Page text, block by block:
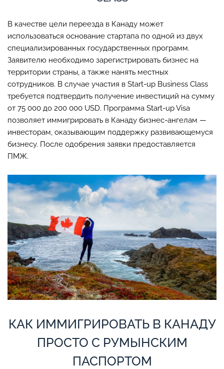
В качестве цели переезда в Канаду может
использоваться основание стартапа по одной из двух
специализированных государственных программ.
Заявителю необходимо зарегистрировать бизнес на
территории страны, а также нанять местных
сотрудников. В случае участия в Start-up Business Class
требуется подтвердить получение инвестиций на сумму
от 75 000 до 200 000 USD. Программа Start-up Visa
позволяет иммигрировать в Канаду бизнес-ангелам —
инвесторам, оказывающим поддержку развивающемуся
бизнесу. После одобрения заявки предоставляется
ПМЖ.
КАК ИММИГРИРОВАТЬ В КАНАДУ
ПРОСТО С РУМЫНСКИМ
ПАСПОРТОМ